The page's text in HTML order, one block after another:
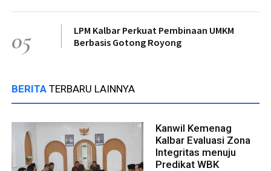
05
LPM Kalbar Perkuat Pembinaan UMKM
Berbasis Gotong Royong
BERITA TERBARU LAINNYA
Kanwil Kemenag
Kalbar Evaluasi Zona
Integritas menuju
Predikat WBK